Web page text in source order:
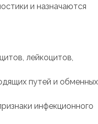
и назначаются
лейкоцитов,
путей и обменных
инфекционного